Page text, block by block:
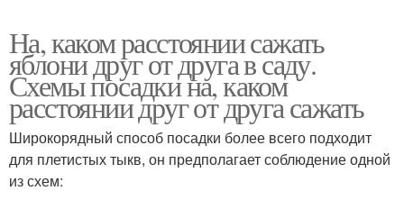
На, каком расстоянии сажать
яблони друг от друга в саду.
Схемы посадки на, каком
расстоянии друг от друга сажать
Широкорядный способ посадки более всего подходит
для плетистых тыкв, он предполагает соблюдение одной
из схем: